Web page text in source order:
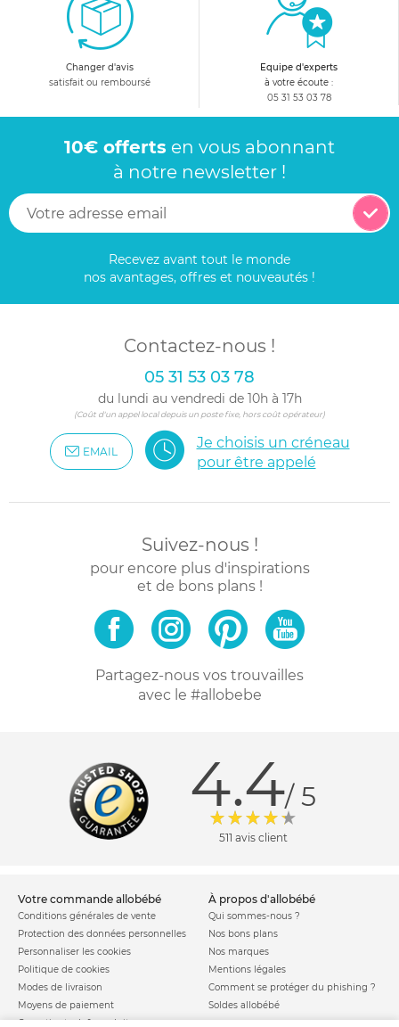
Changer d'avis
satisfait ou remboursé
Equipe d'experts
à votre écoute :
05 31 53 03 78
10€ offerts en vous abonnant
à notre newsletter !
Recevez avant tout le monde
nos avantages, offres et nouveautés !
Contactez-nous !
05 31 53 03 78
du lundi au vendredi de 10h à 17h
(Coût d'un appel local depuis un poste fixe, hors coût opérateur)
EMAIL
Je choisis un créneau
pour être appelé
Suivez-nous !
pour encore plus d'inspirations
et de bons plans !
Partagez-nous vos trouvailles
avec le #allobebe
4.4/ 5
511 avis client
votre commande allobébé
Conditions générales de vente
Protection des données personnelles
Personnaliser les cookies
Politique de cookies
Modes de livraison
Moyens de paiement
Garantie stock & produit
à propos d'allobébé
Qui sommes-nous ?
Nos bons plans
Nos marques
Mentions légales
Comment se protéger du phishing ?
Soldes allobébé